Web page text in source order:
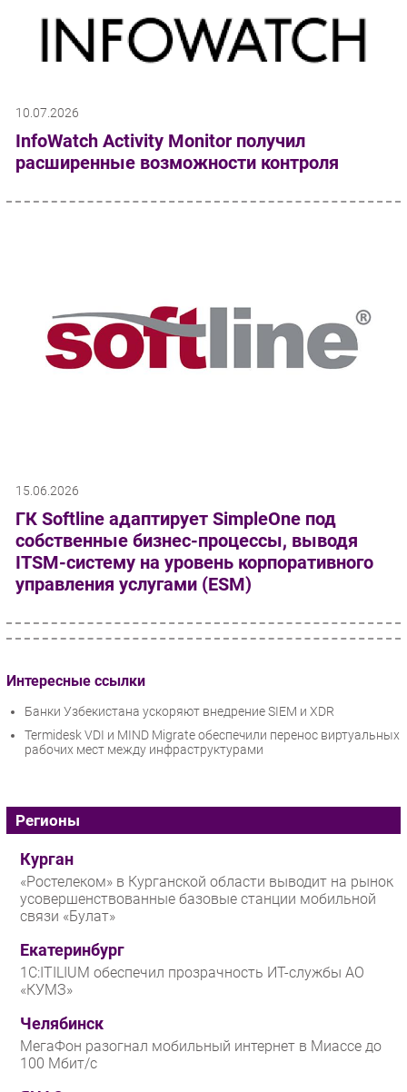
10.07.2026
InfoWatch Activity Monitor получил
расширенные возможности контроля
15.06.2026
ГК Softline адаптирует SimpleOne под
собственные бизнес-процессы, выводя
ITSM-систему на уровень корпоративного
управления услугами (ESM)
Интересные ссылки
Банки Узбекистана ускоряют внедрение SIEM и XDR
Termidesk VDI и MIND Migrate обеспечили перенос виртуальных
рабочих мест между инфраструктурами
Регионы
Курган
«Ростелеком» в Курганской области выводит на рынок
усовершенствованные базовые станции мобильной
связи «Булат»
Екатеринбург
1С:ITILIUM обеспечил прозрачность ИТ-службы АО
«КУМЗ»
Челябинск
МегаФон разогнал мобильный интернет в Миассе до
100 Мбит/с